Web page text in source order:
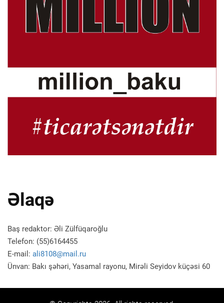
Əlaqə
Baş redaktor: Əli Zülfüqaroğlu
Telefon: (55)6164455
E-mail: ali8108@mail.ru
Ünvan: Bakı şəhəri, Yasamal rayonu, Mirəli Seyidov küçəsi 60